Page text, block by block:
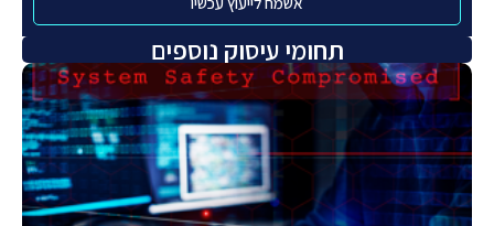
תחומי עיסוק נוספים